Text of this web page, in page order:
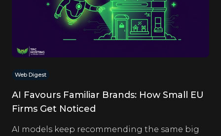
Web Digest
AI Favours Familiar Brands: How Small EU
Firms Get Noticed
AI models keep recommending the same big